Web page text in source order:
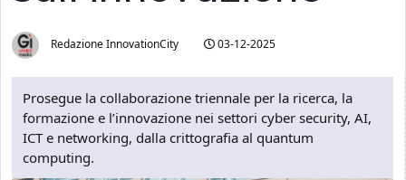
Redazione InnovationCity 03-12-2025
Prosegue la collaborazione triennale per la ricerca, la
formazione e l’innovazione nei settori cyber security, AI,
ICT e networking, dalla crittografia al quantum
computing.